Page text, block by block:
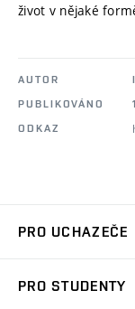
život v nějaké
AUTOR
PUBLIKOVÁNO
ODKAZ
PRO UCHAZEČE
PRO STUDENTY